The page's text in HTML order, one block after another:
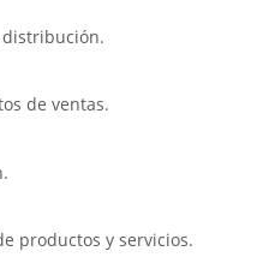
distribución.
de ventas.
productos y servicios.